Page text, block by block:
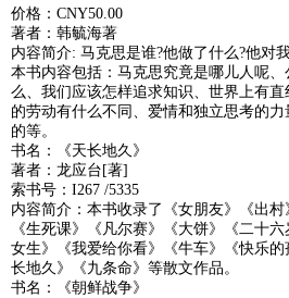
价格：CNY50.00
著者：韩毓海著
内容简介: 马克思是谁?他做了什么?他对
本书内容包括：马克思究竟是哪儿人呢
么、我们应该怎样追求知识、世界上有
的劳动有什么不同、爱情和独立思考的
的等。
书名：《天长地久》
著者：龙应台[著]
索书号：I267 /5335
内容简介：本书收录了《女朋友》《出村
《生死课》《凡尔赛》《大饼》《二十
女生》《我爱给你看》《牛车》《快乐
长地久》《九条命》等散文作品。
书名：《朝鲜战争》